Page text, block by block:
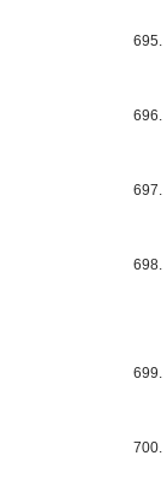
695.
696.
697.
698.
699.
700.